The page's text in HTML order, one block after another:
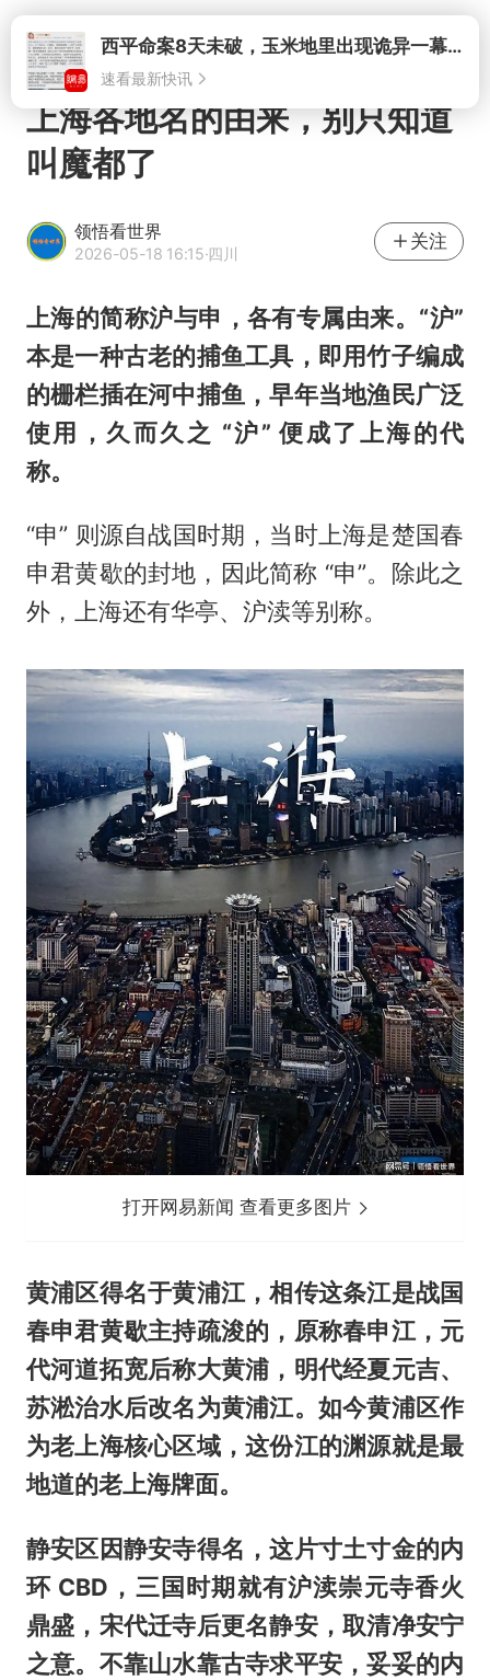
打开
上海各地名的由来，别只知道
叫魔都了
领悟看世界
2026-05-18 16:15·四川
关注
上海的简称沪与申，各有专属由来。“沪”
本是一种古老的捕鱼工具，即用竹子编成
的栅栏插在河中捕鱼，早年当地渔民广泛
使用，久而久之 “沪” 便成了上海的代
称。
“申” 则源自战国时期，当时上海是楚国春
申君黄歇的封地，因此简称 “申”。除此之
外，上海还有华亭、沪渎等别称。
打开网易新闻 查看更多图片
黄浦区得名于黄浦江，相传这条江是战国
春申君黄歇主持疏浚的，原称春申江，元
代河道拓宽后称大黄浦，明代经夏元吉、
苏淞治水后改名为黄浦江。如今黄浦区作
为老上海核心区域，这份江的渊源就是最
地道的老上海牌面。
静安区因静安寺得名，这片寸土寸金的内
环 CBD，三国时期就有沪渎崇元寺香火
鼎盛，宋代迁寺后更名静安，取清净安宁
之意。不靠山水靠古寺求平安，妥妥的内